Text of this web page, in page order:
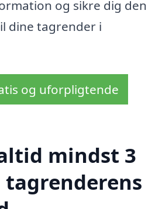
og sikre dig den
dine tagrender i
og uforpligtende
mindst 3